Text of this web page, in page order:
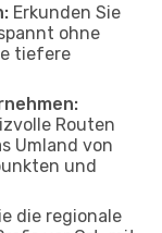
Erkunden Sie
ohne
tiefere
Routen
Umland von
und
die regionale